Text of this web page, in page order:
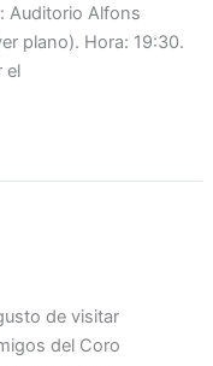
Auditorio Alfons
plano). Hora: 19:30.
el
de visitar
del Coro